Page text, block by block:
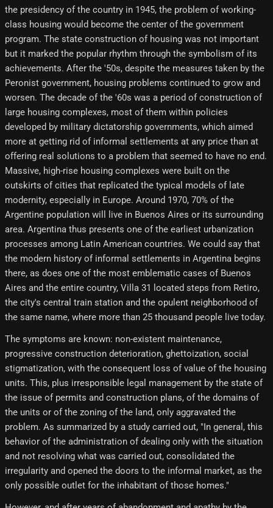
the presidency of the country in 1945, the problem of working-
class housing would become the center of the government
program. The state construction of housing was not important
but it marked the popular rhythm through the symbolism of its
achievements. After the '50s, despite the measures taken by the
Peronist government, housing problems continued to grow and
worsen. The decade of the '60s was a period of construction of
large housing complexes, most of them within policies
developed by military dictatorship governments, which aimed
more at getting rid of informal settlements at any price than at
offering real solutions to a problem that seemed to have no end.
Massive, high-rise housing complexes were built on the
outskirts of cities that replicated the typical models of late
modernity, especially in Europe. Around 1970, 70% of the
Argentine population will live in Buenos Aires or its surrounding
area. Argentina thus presents one of the earliest urbanization
processes among Latin American countries. We could say that
the modern history of informal settlements in Argentina begins
there, as does one of the most emblematic cases of Buenos
Aires and the entire country, Villa 31 located steps from Retiro,
the city's central train station and the opulent neighborhood of
the same name, where more than 25 thousand people live today.
The symptoms are known: non-existent maintenance,
progressive construction deterioration, ghettoization, social
stigmatization, with the consequent loss of value of the housing
units. This, plus irresponsible legal management by the state of
the issue of permits and construction plans, of the domains of
the units or of the zoning of the land, only aggravated the
problem. As summarized by a study carried out, "In general, this
behavior of the administration of dealing only with the situation
and not resolving what was carried out, consolidated the
irregularity and opened the doors to the informal market, as the
only possible outlet for the inhabitant of those homes."